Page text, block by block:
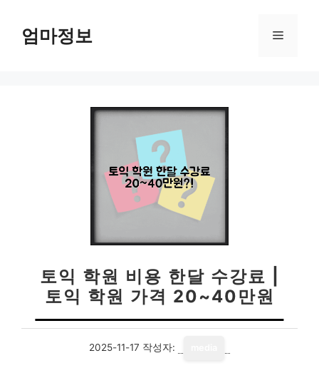
엄마정보 메
토익 학원 비용 한달 수강료 |
토익 학원 가격 20~40만원
2025-11-17 작성자: